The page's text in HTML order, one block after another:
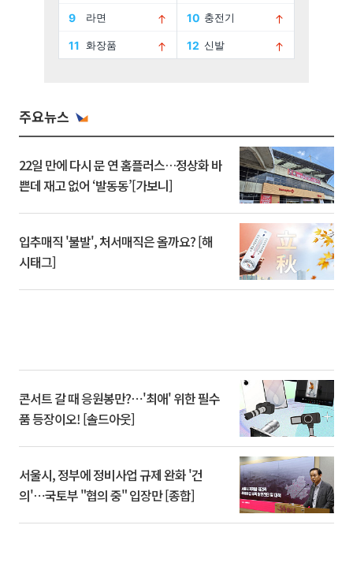
주요뉴스
22일 만에 다시 문 연 홈플러스…정상화 바
쁜데 재고 없어 ‘발동동’[가보니]
입추매직 '불발', 처서매직은 올까요? [해
시태그]
콘서트 갈 때 응원봉만?⋯'최애' 위한 필수
품 등장이오! [솔드아웃]
서울시, 정부에 정비사업 규제 완화 '건
의'⋯국토부 "협의 중" 입장만 [종합]